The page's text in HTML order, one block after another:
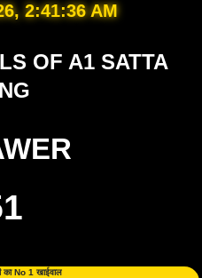
2:41:37 AM
OF A1 SATTA
का No 1 खाईवाल